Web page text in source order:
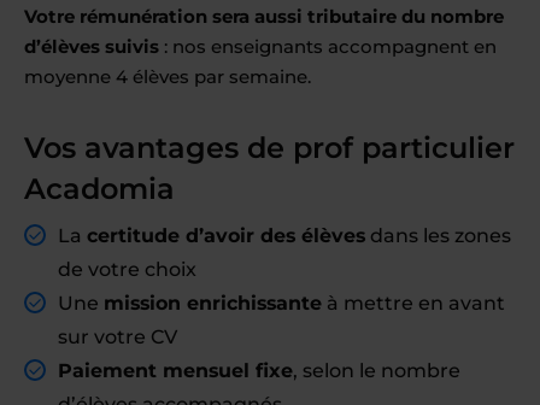
Votre rémunération sera aussi tributaire du nombre
d’élèves suivis : nos enseignants accompagnent en
moyenne 4 élèves par semaine.
Vos avantages de prof particulier
Acadomia
La certitude d’avoir des élèves dans les zones
de votre choix
Une mission enrichissante à mettre en avant
sur votre CV
Paiement mensuel fixe, selon le nombre